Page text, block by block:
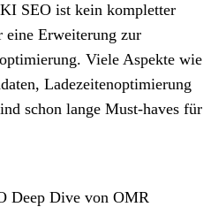
SEO ist kein kompletter
eine Erweiterung zur
Viele Aspekte wie
Ladezeitenoptimierung
schon lange Must-haves für
Deep Dive von OMR